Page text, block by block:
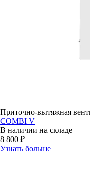
Приточно-вытяжная
COMBI V
В наличии на складе
8 800 ₽
Узнать больше